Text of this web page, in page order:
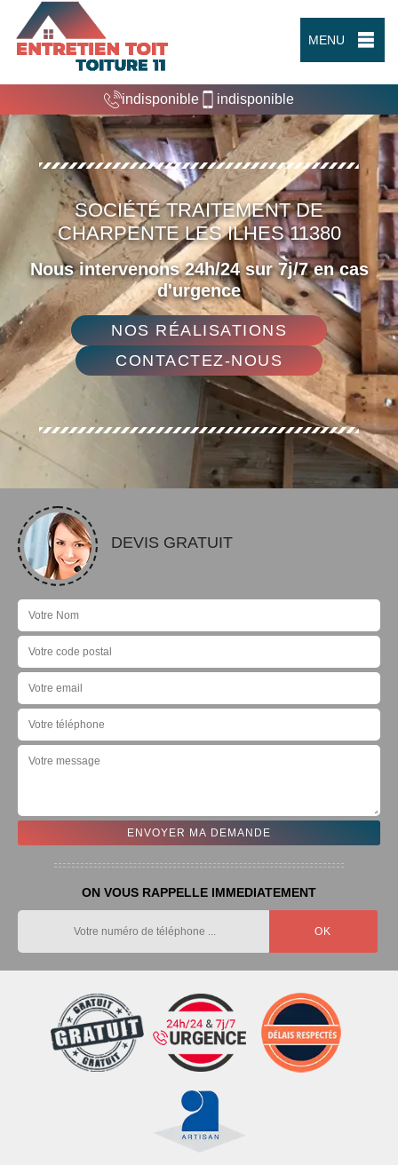
MENU
indisponible indisponible
SOCIÉTÉ TRAITEMENT DE
CHARPENTE LES ILHES 11380
Nous intervenons 24h/24 sur 7j/7 en cas
d'urgence
NOS RÉALISATIONS
CONTACTEZ-NOUS
DEVIS GRATUIT
ON VOUS RAPPELLE IMMEDIATEMENT